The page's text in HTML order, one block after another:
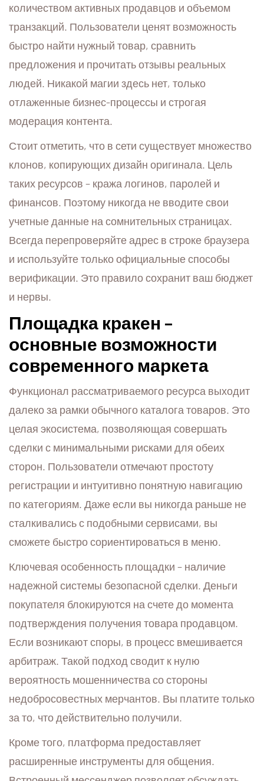
количеством активных продавцов и объемом
транзакций. Пользователи ценят возможность
быстро найти нужный товар, сравнить
предложения и прочитать отзывы реальных
людей. Никакой магии здесь нет, только
отлаженные бизнес-процессы и строгая
модерация контента.
Стоит отметить, что в сети существует множество
клонов, копирующих дизайн оригинала. Цель
таких ресурсов – кража логинов, паролей и
финансов. Поэтому никогда не вводите свои
учетные данные на сомнительных страницах.
Всегда перепроверяйте адрес в строке браузера
и используйте только официальные способы
верификации. Это правило сохранит ваш бюджет
и нервы.
Площадка кракен –
основные возможности
современного маркета
Функционал рассматриваемого ресурса выходит
далеко за рамки обычного каталога товаров. Это
целая экосистема, позволяющая совершать
сделки с минимальными рисками для обеих
сторон. Пользователи отмечают простоту
регистрации и интуитивно понятную навигацию
по категориям. Даже если вы никогда раньше не
сталкивались с подобными сервисами, вы
сможете быстро сориентироваться в меню.
Ключевая особенность площадки – наличие
надежной системы безопасной сделки. Деньги
покупателя блокируются на счете до момента
подтверждения получения товара продавцом.
Если возникают споры, в процесс вмешивается
арбитраж. Такой подход сводит к нулю
вероятность мошенничества со стороны
недобросовестных мерчантов. Вы платите только
за то, что действительно получили.
Кроме того, платформа предоставляет
расширенные инструменты для общения.